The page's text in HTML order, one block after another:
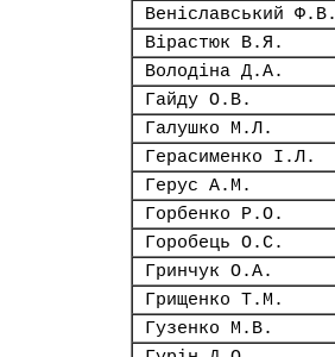
Веніславський Ф.В.
Вірастюк В.Я.
Володіна Д.А.
Гайду О.В.
Галушко М.Л.
Герасименко І.Л.
Герус А.М.
Горбенко Р.О.
Горобець О.С.
Гринчук О.А.
Грищенко Т.М.
Гузенко М.В.